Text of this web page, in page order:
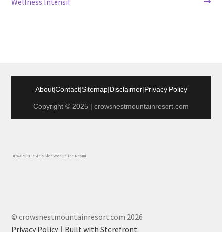
Wellness Intensif
About|Contact|Sitemap|Disclaimer|Privacy Policy
Copyright © 2025 | crowsnestmountainresort.com
DEWAPOKER Situs Slot Gacor Online Resmi
© crowsnestmountainresort.com 2026
Privacy Policy
Built with Storefront.